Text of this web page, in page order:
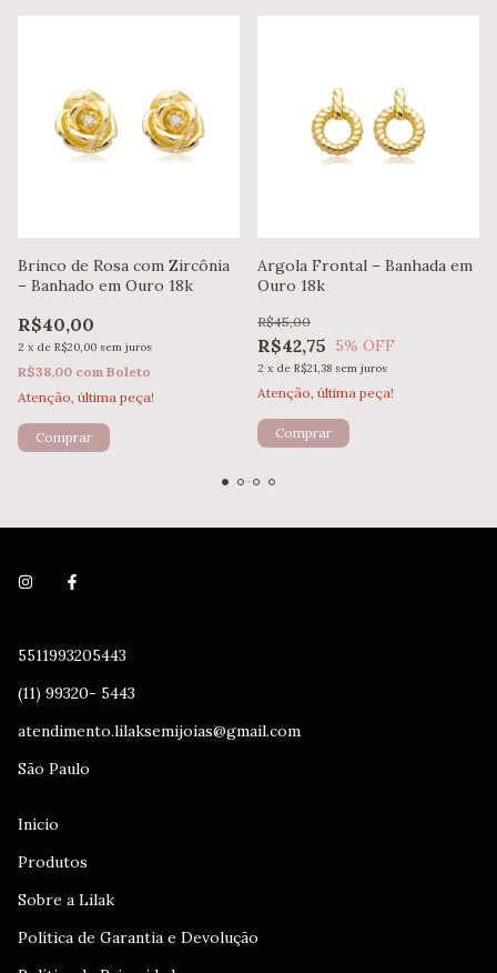
Brinco de Rosa com Zircônia
– Banhado em Ouro 18k
R$40,00
2 x de R$20,00 sem juros
R$38,00 com Boleto
Atenção, última peça!
Argola Frontal – Banhada em
Ouro 18k
R$42,75
R$45,00
5% OFF
2 x de R$21,38 sem juros
Atenção, última peça!
5511993205443
(11) 99320- 5443
atendimento.lilaksemijoias@gmail.com
São Paulo
Início
Produtos
Sobre a Lilak
Política de Garantia e Devolução